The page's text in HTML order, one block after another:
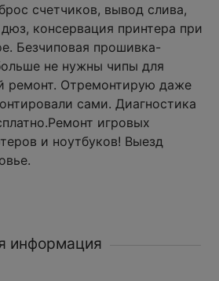
счетчиков, вывод слива,
консервация принтера при
Безчиповая прошивка-
не нужны чипы для
ремонт. Отремонтирую даже
сами. Диагностика
игровых
и ноутбуков! Выезд
информация